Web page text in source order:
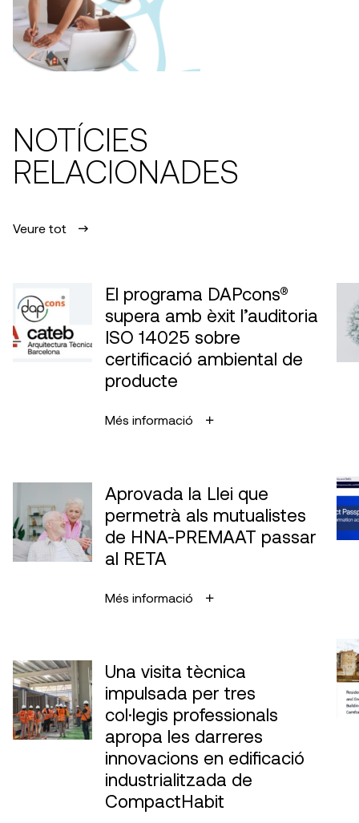
NOTÍCIES
RELACIONADES
Veure tot
El programa DAPcons®
supera amb èxit l’auditoria
ISO 14025 sobre
certificació ambiental de
producte
Més informació
Aprovada la Llei que
permetrà als mutualistes
de HNA-PREMAAT passar
al RETA
Més informació
Una visita tècnica
impulsada per tres
col·legis professionals
apropa les darreres
innovacions en edificació
industrialitzada de
CompactHabit